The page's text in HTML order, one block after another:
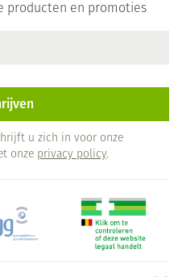
producten en promoties
u zich in voor onze
onze privacy policy.